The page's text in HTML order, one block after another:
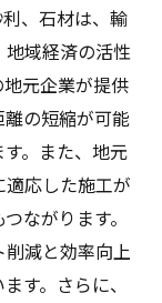
、石材は、輸
域経済の活性
元企業が提供
の短縮が可能
。また、地元
応した施工が
ながります。
減と効率向上
す。さらに、